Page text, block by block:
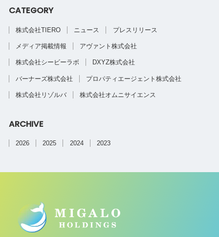
CATEGORY
株式会社TIERO ニュース プレスリリース
メディア掲載情報 アヴァント株式会社
株式会社シービーラボ DXYZ株式会社
バーナーズ株式会社 プロパティエージェント株式会社
株式会社リゾルバ 株式会社オムニサイエンス
ARCHIVE
2026 2025 2024 2023